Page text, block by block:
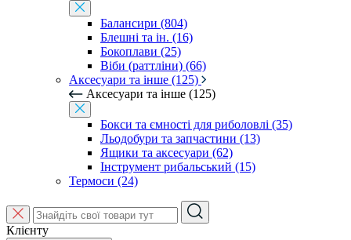
Балансири (804)
Блешні та ін. (16)
Бокоплави (25)
Віби (раттліни) (66)
Аксесуари та інше (125)
Аксесуари та інше (125)
Бокси та ємності для риболовлі (35)
Льодобури та запчастини (13)
Ящики та аксесуари (62)
Інструмент рибальський (15)
Термоси (24)
Клієнту